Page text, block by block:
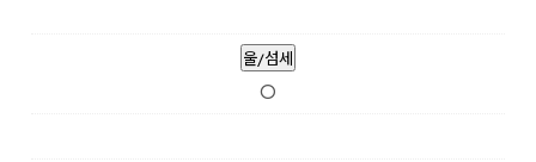
울/섬세
O